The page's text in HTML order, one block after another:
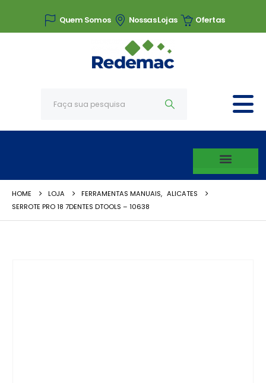
Quem Somos Nossas Lojas Ofertas
HOME LOJA FERRAMENTAS MANUAIS, ALICATES
SERROTE PRO 18 7DENTES DTOOLS – 10638